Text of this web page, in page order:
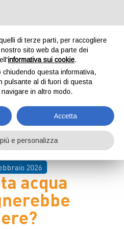
Eventi e News
e News
2026
acqua
di terze parti, per raccogliere
sito web da parte dei
informativa sui cookie.
questa informativa,
pulsante al di fuori di questa
in altro modo.
Accetta
e personalizza